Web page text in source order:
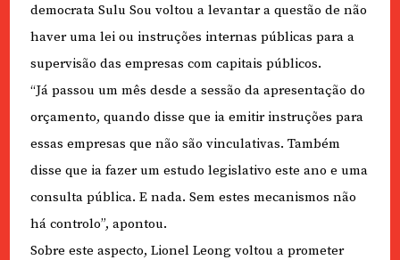
democrata Sulu Sou voltou a levantar a questão de não
haver uma lei ou instruções internas públicas para a
supervisão das empresas com capitais públicos.
“Já passou um mês desde a sessão da apresentação do
orçamento, quando disse que ia emitir instruções para
essas empresas que não são vinculativas. Também
disse que ia fazer um estudo legislativo este ano e uma
consulta pública. E nada. Sem estes mecanismos não
há controlo”, apontou.
Sobre este aspecto, Lionel Leong voltou a prometer